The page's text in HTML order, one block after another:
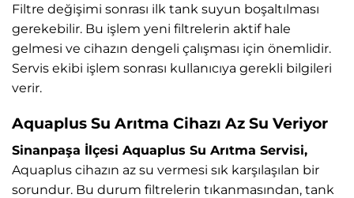
Filtre değişimi sonrası ilk tank suyun boşaltılması
gerekebilir. Bu işlem yeni filtrelerin aktif hale
gelmesi ve cihazın dengeli çalışması için önemlidir.
Servis ekibi işlem sonrası kullanıcıya gerekli bilgileri
verir.
Aquaplus Su Arıtma Cihazı Az Su Veriyor
Sinanpaşa İlçesi Aquaplus Su Arıtma Servisi,
Aquaplus cihazın az su vermesi sık karşılaşılan bir
sorundur. Bu durum filtrelerin tıkanmasından, tank